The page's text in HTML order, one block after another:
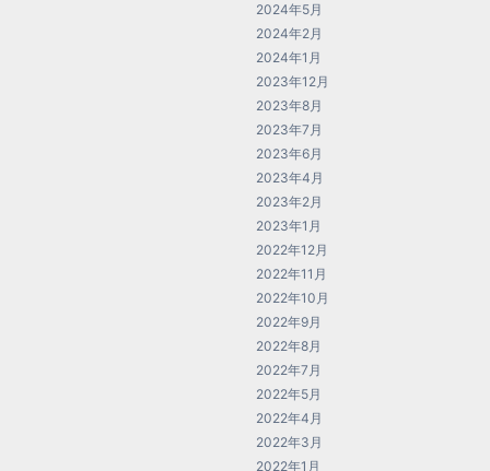
2024年5月
2024年2月
2024年1月
2023年12月
2023年8月
2023年7月
2023年6月
2023年4月
2023年2月
2023年1月
2022年12月
2022年11月
2022年10月
2022年9月
2022年8月
2022年7月
2022年5月
2022年4月
2022年3月
2022年1月